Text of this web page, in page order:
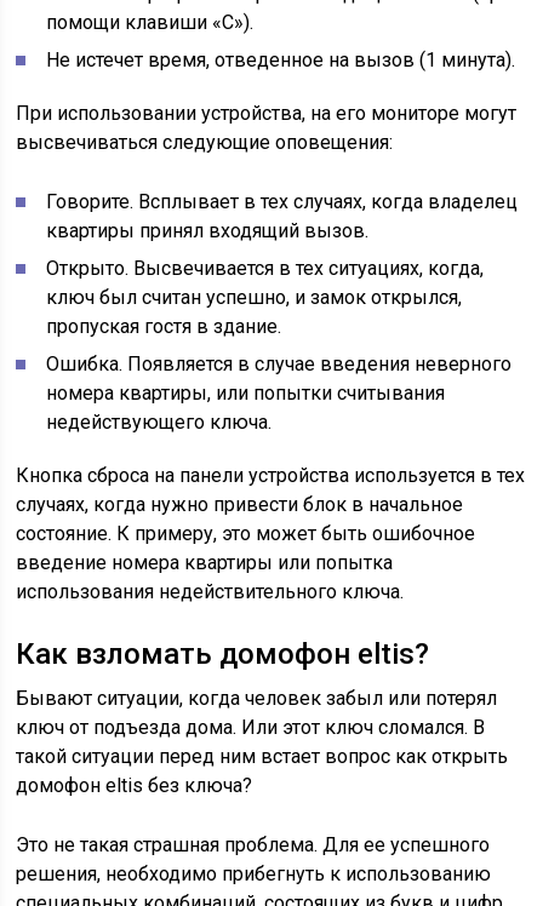
помощи клавиши «С»).
Не истечет время, отведенное на вызов (1 минута).
При использовании устройства, на его мониторе могут
высвечиваться следующие оповещения:
Говорите. Всплывает в тех случаях, когда владелец
квартиры принял входящий вызов.
Открыто. Высвечивается в тех ситуациях, когда,
ключ был считан успешно, и замок открылся,
пропуская гостя в здание.
Ошибка. Появляется в случае введения неверного
номера квартиры, или попытки считывания
недействующего ключа.
Кнопка сброса на панели устройства используется в тех
случаях, когда нужно привести блок в начальное
состояние. К примеру, это может быть ошибочное
введение номера квартиры или попытка
использования недействительного ключа.
Как взломать домофон eltis?
Бывают ситуации, когда человек забыл или потерял
ключ от подъезда дома. Или этот ключ сломался. В
такой ситуации перед ним встает вопрос как открыть
домофон eltis без ключа?
Это не такая страшная проблема. Для ее успешного
решения, необходимо прибегнуть к использованию